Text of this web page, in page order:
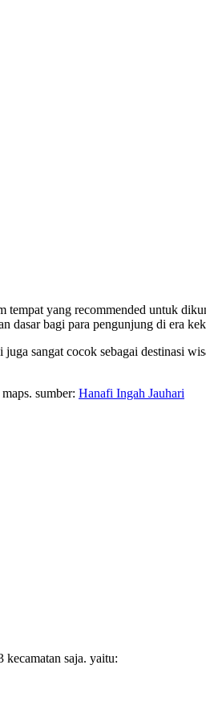
tempat yang recommended untuk
dasar bagi para pengunjung di era
sangat cocok sebagai destinasi
sumber: Hanafi Ingah Jauhari
saja. yaitu: